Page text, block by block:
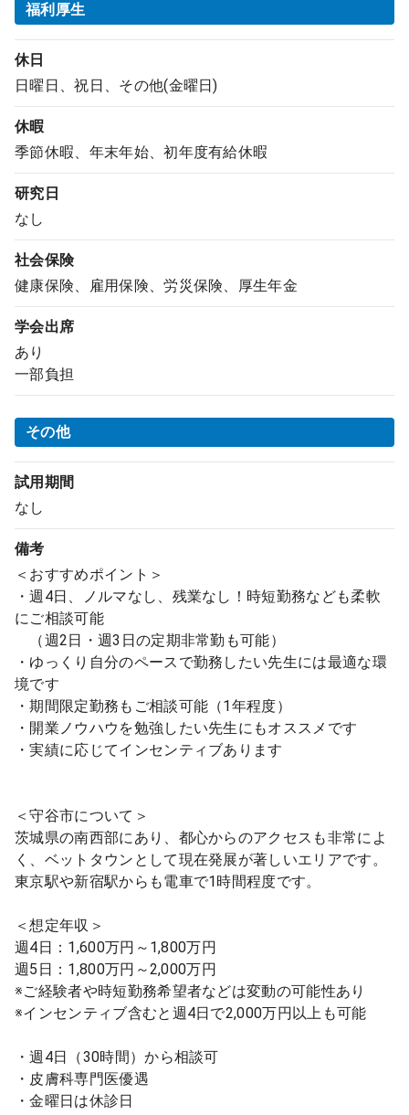
福利厚生
休日
日曜日、祝日、その他(金曜日)
休暇
季節休暇、年末年始、初年度有給休暇
研究日
なし
社会保険
健康保険、雇用保険、労災保険、厚生年金
学会出席
あり
一部負担
その他
試用期間
なし
備考
＜おすすめポイント＞
・週4日、ノルマなし、残業なし！時短勤務なども柔軟
にご相談可能
（週2日・週3日の定期非常勤も可能）
・ゆっくり自分のペースで勤務したい先生には最適な環
境です
・期間限定勤務もご相談可能（1年程度）
・開業ノウハウを勉強したい先生にもオススメです
・実績に応じてインセンティブあります
＜守谷市について＞
茨城県の南西部にあり、都心からのアクセスも非常によ
く、ベットタウンとして現在発展が著しいエリアです。
東京駅や新宿駅からも電車で1時間程度です。
＜想定年収＞
週4日：1,600万円～1,800万円
週5日：1,800万円～2,000万円
※ご経験者や時短勤務希望者などは変動の可能性あり
※インセンティブ含むと週4日で2,000万円以上も可能
・週4日（30時間）から相談可
・皮膚科専門医優遇
・金曜日は休診日